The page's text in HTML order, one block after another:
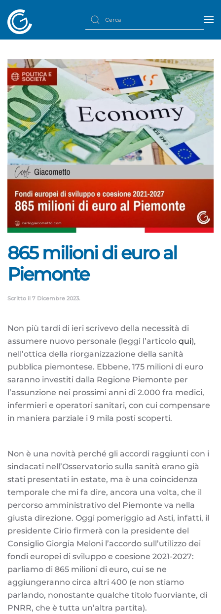
865 milioni di euro al
Piemonte
Scritto il 7 Dicembre 2023.
Non più tardi di ieri scrivevo della necessità di
assumere nuovo personale (leggi l’articolo qui),
nell’ottica della riorganizzazione della sanità
pubblica piemontese. Ebbene, 175 milioni di euro
saranno investiti dalla Regione Piemonte per
l’assunzione nei prossimi anni di 2.000 fra medici,
infermieri e operatori sanitari, con cui compensare
in maniera parziale i 9 mila posti scoperti.
Non è una novità perché gli accordi raggiunti con i
sindacati nell’Osservatorio sulla sanità erano già
stati presentati in estate, ma è una coincidenza
temporale che mi fa dire, ancora una volta, che il
percorso amministrativo del Piemonte va nella
giusta direzione. Oggi pomeriggio ad Asti, infatti, il
presidente Cirio firmerà con la presidente del
Consiglio Giorgia Meloni l’accordo sull’utilizzo dei
fondi europei di sviluppo e coesione 2021-2027:
parliamo di 865 milioni di euro, cui se ne
aggiungeranno circa altri 400 (e non stiamo
parlando, nonostante qualche titolo fuorviante, di
PNRR, che è tutta un’altra partita).